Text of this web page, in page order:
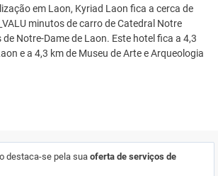
em Laon, Kyriad Laon fica a cerca de
minutos de carro de Catedral Notre
de Notre-Dame de Laon. Este hotel fica a 4,3
e a 4,3 km de Museu de Arte e Arqueologia
destaca-se pela sua oferta de serviços de